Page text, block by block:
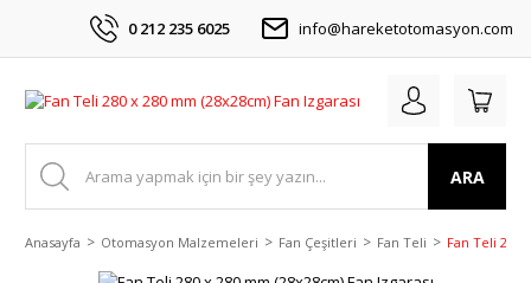
0 212 235 6025 info@hareketotomasyon.com
ARA
Anasayfa Otomasyon Malzemeleri Fan Çeşitleri Fan Teli Fan Teli 280